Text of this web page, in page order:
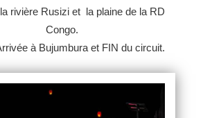
rivière Rusizi et la plaine de la RD
Congo.
à Bujumbura et FIN du circuit.